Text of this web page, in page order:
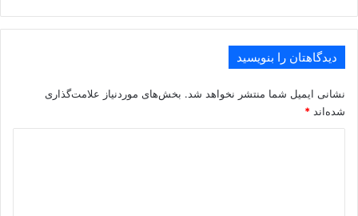
دیدگاهتان را بنویسید
نشانی ایمیل شما منتشر نخواهد شد. بخش‌های موردنیاز علامت‌گذاری
شده‌اند *